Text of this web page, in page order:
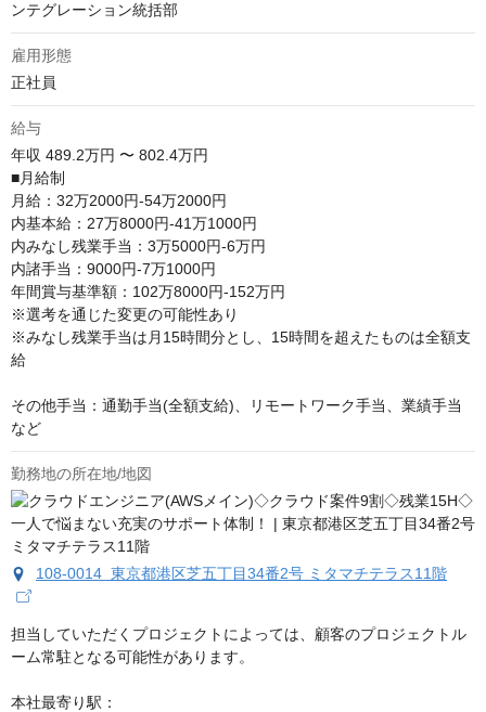
ンテグレーション統括部
雇用形態
正社員
給与
年収 489.2万円 〜 802.4万円
■月給制
月給：32万2000円-54万2000円
内基本給：27万8000円-41万1000円
内みなし残業手当：3万5000円-6万円
内諸手当：9000円-7万1000円
年間賞与基準額：102万8000円-152万円
※選考を通じた変更の可能性あり
※みなし残業手当は月15時間分とし、15時間を超えたものは全額支
給
その他手当：通勤手当(全額支給)、リモートワーク手当、業績手当
など
勤務地の所在地/地図
108-0014 東京都港区芝五丁目34番2号 ミタマチテラス11階
担当していただくプロジェクトによっては、顧客のプロジェクトル
ーム常駐となる可能性があります。
本社最寄り駅：